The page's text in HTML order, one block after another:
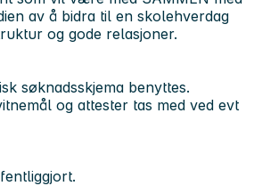
av å bidra til en skolehverdag
og gode relasjoner.
søknadsskjema benyttes.
og attester tas med ved evt